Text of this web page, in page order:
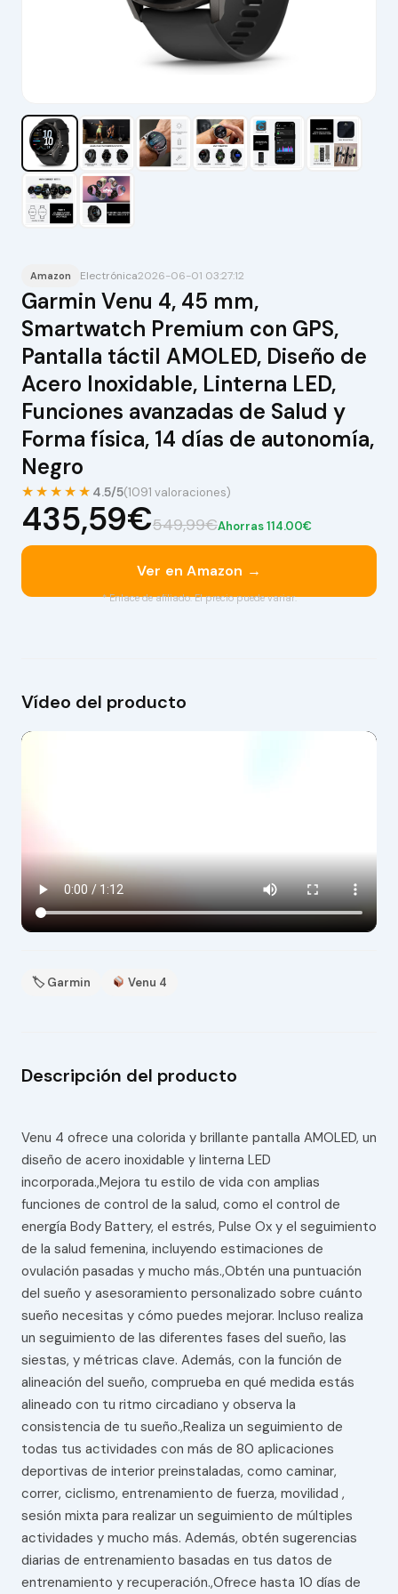
Amazon Electrónica2026-06-01 03:27:12
Garmin Venu 4, 45 mm,
Smartwatch Premium con GPS,
Pantalla táctil AMOLED, Diseño de
Acero Inoxidable, Linterna LED,
Funciones avanzadas de Salud y
Forma física, 14 días de autonomía,
Negro
★★★★★ 4.5/5(1091 valoraciones)
435,59€549,99€Ahorras 114.00€
Ver en Amazon →
* Enlace de afiliado. El precio puede variar.
Vídeo del producto
🏷 Garmin Venu 4
Descripción del producto
Venu 4 ofrece una colorida y brillante pantalla AMOLED, un
diseño de acero inoxidable y linterna LED
incorporada.,Mejora tu estilo de vida con amplias
funciones de control de la salud, como el control de
energía Body Battery, el estrés, Pulse Ox y el seguimiento
de la salud femenina, incluyendo estimaciones de
ovulación pasadas y mucho más.,Obtén una puntuación
del sueño y asesoramiento personalizado sobre cuánto
sueño necesitas y cómo puedes mejorar. Incluso realiza
un seguimiento de las diferentes fases del sueño, las
siestas, y métricas clave. Además, con la función de
alineación del sueño, comprueba en qué medida estás
alineado con tu ritmo circadiano y observa la
consistencia de tu sueño.,Realiza un seguimiento de
todas tus actividades con más de 80 aplicaciones
deportivas de interior preinstaladas, como caminar,
correr, ciclismo, entrenamiento de fuerza, movilidad ,
sesión mixta para realizar un seguimiento de múltiples
actividades y mucho más. Además, obtén sugerencias
diarias de entrenamiento basadas en tus datos de
entrenamiento y recuperación.,Ofrece hasta 10 días de